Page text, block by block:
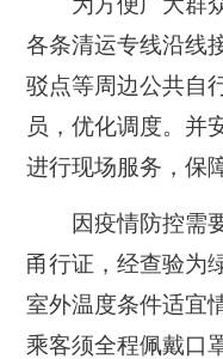
各条清运专线沿线
驳点等周边公共自
员，优化调度。并
进行现场服务，保
因疫情防控需要
甬行证，经查验为
室外温度条件适宜
乘客须全程佩戴口